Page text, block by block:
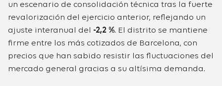
un escenario de consolidación técnica tras la fuerte
revalorización del ejercicio anterior, reflejando un
ajuste interanual del -2,2 %. El distrito se mantiene
firme entre los más cotizados de Barcelona, con
precios que han sabido resistir las fluctuaciones del
mercado general gracias a su altísima demanda.